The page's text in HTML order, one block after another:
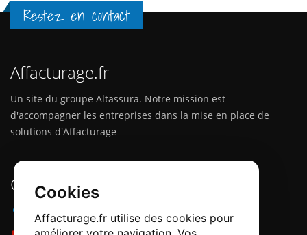
Cookies
Affacturage.fr utilise des cookies pour
Restez en contact
Affacturage.fr
Un site du groupe Altassura. Notre mission est
d'accompagner les entreprises dans la mise en place de
solutions d'Affacturage
Contactez-nous
Adresse :
12 Quai Papacino, 06300 Nice